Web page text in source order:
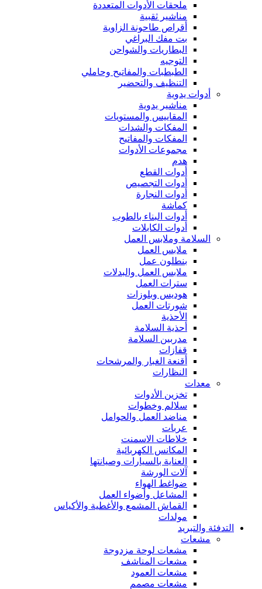
ملحقات الأدوات المتعددة
مناشير ثقبية
أقراص طاحونة الزاوية
بت مفك البراغي
البطاريات والشواحن
التوجيه
الطبطبات والمفاتيح وحاملي
التنظيف والتحضير
أدوات يدوية
مناشير يدوية
المقاييس والمستويات
المفكات والشدات
المفكات والمفاتيح
مجموعات الأدوات
هدم
أدوات القطع
أدوات التجصيص
أدوات النجارة
كماشة
أدوات البناء بالطوب
أدوات الكابلات
السلامة وملابس العمل
ملابس العمل
بنطلون عمل
ملابس العمل والبدلات
سترات العمل
هوديس وبلوزات
شورتات العمل
الأحذية
أحذية السلامة
مدربين السلامة
قفازات
أقنعة الغبار والمرشحات
النظارات
معدات
تخزين الأدوات
سلالم وخطوات
مناضد العمل والحوامل
عربات
خلاطات الاسمنت
المكانس الكهربائية
العناية بالسيارات وصيانتها
آلات الورشة
ضواغط الهواء
المشاعل وأضواء العمل
القماش المشمع والأغطية والأكياس
مولدات
التدفئة والتبريد
مشعات
مشعات لوحة مزدوجة
مشعات المناشف
مشعات العمود
مشعات مصمم